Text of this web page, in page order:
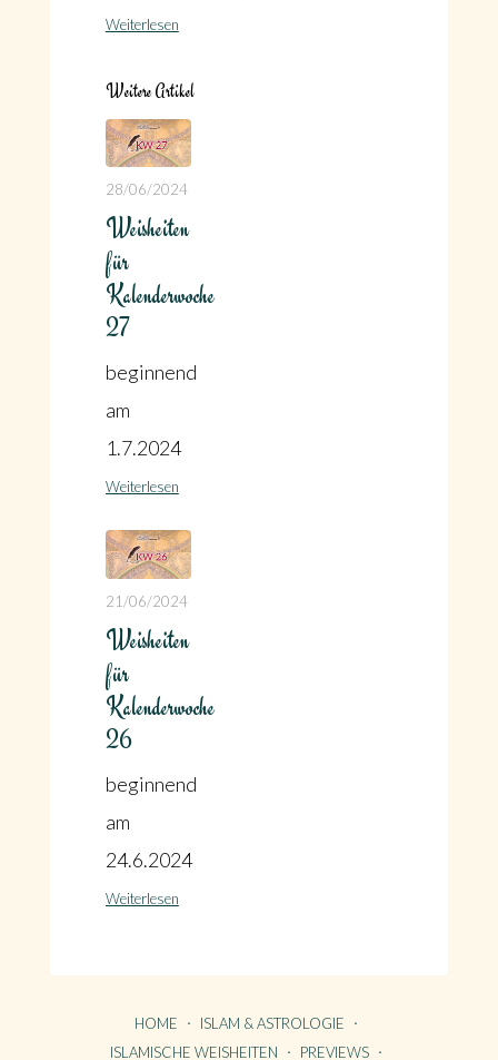
Weiterlesen
Weitere Artikel
28/06/2024
Weisheiten
für
Kalenderwoche
27
beginnend
am
1.7.2024
Weiterlesen
21/06/2024
Weisheiten
für
Kalenderwoche
26
beginnend
am
24.6.2024
Weiterlesen
HOME
ISLAM & ASTROLOGIE
ISLAMISCHE WEISHEITEN
PREVIEWS